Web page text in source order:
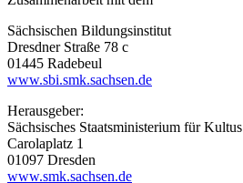
Sächsischen Bildungsinstitut
Dresdner Straße 78 c
01445 Radebeul
www.sbi.smk.sachsen.de
Herausgeber:
Sächsisches Staatsministerium für Kultus
Carolaplatz 1
01097 Dresden
www.smk.sachsen.de